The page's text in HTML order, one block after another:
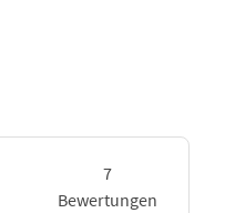
7
Bewertungen